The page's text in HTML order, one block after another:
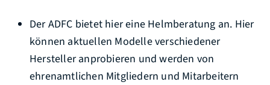
Der ADFC bietet hier eine Helmberatung an. Hier
können aktuellen Modelle verschiedener
Hersteller anprobieren und werden von
ehrenamtlichen Mitgliedern und Mitarbeitern